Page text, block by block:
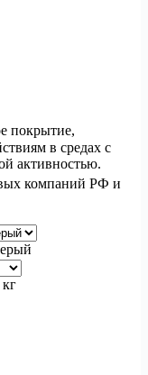
покрытие,
в средах с
активностью.
компаний РФ и